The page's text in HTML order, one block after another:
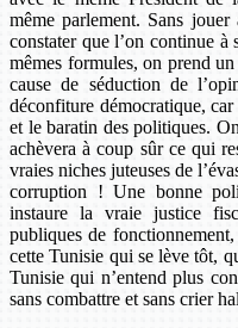
même parlement. Sans
constater que l’on continue à
mêmes formules, on prend
cause de séduction de
déconfiture démocratique,
et le baratin des politiques.
achèvera à coup sûr ce qui
vraies niches juteuses de
corruption ! Une bonne
instaure la vraie justice
publiques de
cette Tunisie qui se lève tôt,
Tunisie qui n’entend plus
sans combattre et sans crier